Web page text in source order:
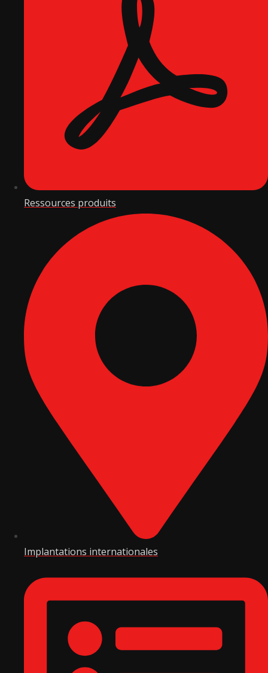
Ressources produits
Implantations internationales